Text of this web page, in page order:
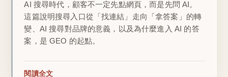
AI 搜尋時代，顧客不一定先點網頁，而是先問 AI。
這篇說明搜尋入口從「找連結」走向「拿答案」的轉
變、AI 搜尋對品牌的意義，以及為什麼進入 AI 的答
案，是 GEO 的起點。
閱讀全文